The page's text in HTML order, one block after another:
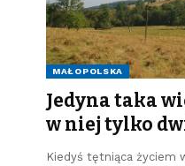
MAŁOPOLSKA
Jedyna taka
w niej tylko
Kiedyś tętniąca życiem